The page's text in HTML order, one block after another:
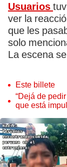
Usuarios
ver la
que les
solo
La escena
Este billete
“Dejá de
que está